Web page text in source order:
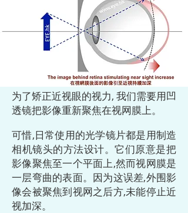
为了矫正近视眼的视力, 我们需要用凹
透镜把影像重新聚焦在视网膜上。
可惜,日常使用的光学镜片都是用制造
相机镜头的方法设计。它们原意是把
影像聚焦至一个平面上,然而视网膜是
一层弯曲的表面。因为这误差,外围影
像会被聚焦到视网之后方,未能停止近
视加深。